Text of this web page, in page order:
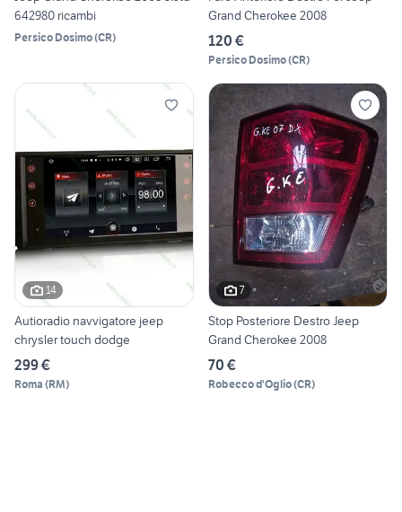
642980 ricambi
Persico Dosimo(CR)
Grand Cherokee 2008
120 €
Persico Dosimo(CR)
14
Autioradio navvigatore jeep
chrysler touch dodge
299 €
Roma (RM)
7
Stop Posteriore Destro Jeep
Grand Cherokee 2008
70 €
Robecco d'Oglio(CR)